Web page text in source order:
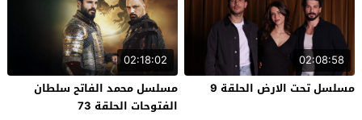
02:08:58
مسلسل تحت الارض الحلقة 9
02:18:02
مسلسل محمد الفاتح سلطان
الفتوحات الحلقة 73